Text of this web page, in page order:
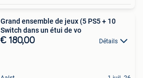
Grand ensemble de jeux (5 PS5 + 10
Switch dans un étui de vo
€ 180,00 Détails